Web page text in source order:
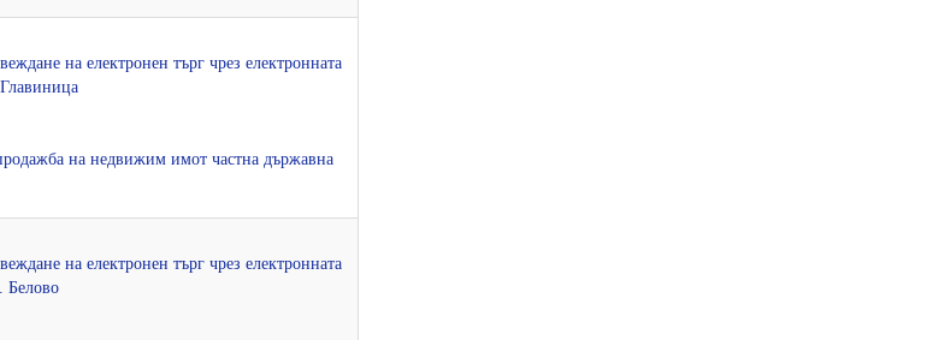
на електронен търг чрез електронната
на недвижим имот частна държавна
на електронен търг чрез електронната
Белово